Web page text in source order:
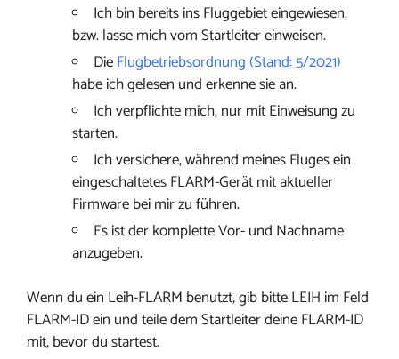
Ich bin bereits ins Fluggebiet eingewiesen,
bzw. lasse mich vom Startleiter einweisen.
DieFlugbetriebsordnung (Stand: 5/2021)
habe ich gelesen und erkenne sie an.
Ich verpflichte mich, nur mit Einweisung zu
starten.
Ich versichere, während meines Fluges ein
eingeschaltetes FLARM-Gerät mit aktueller
Firmware bei mir zu führen.
Es ist der komplette Vor- und Nachname
anzugeben.
Wenn du ein Leih-FLARM benutzt, gib bitte LEIH im Feld
FLARM-ID ein und teile dem Startleiter deine FLARM-ID
mit, bevor du startest.